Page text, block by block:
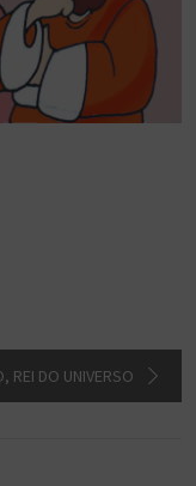
DO UNIVERSO